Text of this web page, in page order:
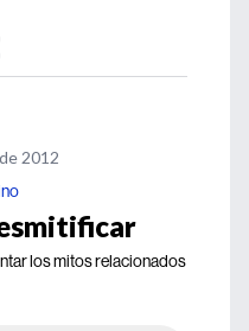
2012
los mitos relacionados